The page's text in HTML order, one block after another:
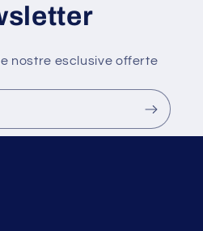
nostre esclusive offerte